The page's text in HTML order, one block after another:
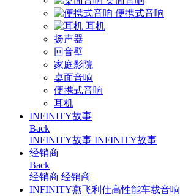
便携式音响
耳机
扬声器
回音壁
家庭影院
桌面音响
便携式音响
耳机
INFINITY故事
Back
INFINITY故事 INFINITY故事
经销商
Back
经销商 经销商
INFINITY燕飞利仕高性能车载音响